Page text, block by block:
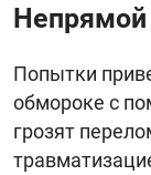
Попытки
обмороке с
грозят